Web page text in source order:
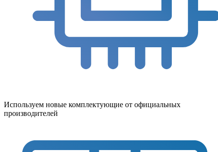
Используем новые комплектующие от официальных
производителей